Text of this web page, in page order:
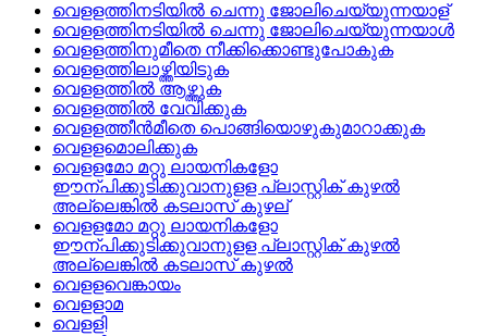
വെളളത്തിനടിയില്‍ ചെന്നു ജോലിചെയ്യുന്നയാള്
വെളളത്തിനടിയില്‍ ചെന്നു ജോലിചെയ്യുന്നയാള്‍
വെളളത്തിനുമീതെ നീക്കിക്കൊണ്ടുപോകുക
വെളളത്തിലാഴ്ത്തിയിടുക
വെളളത്തില്‍ ആഴ്ത്തുക
വെളളത്തില്‍ വേവിക്കുക
വെളളത്തീന്‍മീതെ പൊങ്ങിയൊഴുകുമാറാക്കുക
വെളളമൊലിക്കുക
വെളളമോ മറ്റു ലായനികളോ
ഈന്പിക്കുടിക്കുവാനുളള പ്ലാസ്റ്റിക് കുഴല്‍
അല്ലെങ്കില്‍ കടലാസ് കുഴല്
വെളളമോ മറ്റു ലായനികളോ
ഈന്പിക്കുടിക്കുവാനുളള പ്ലാസ്റ്റിക് കുഴല്‍
അല്ലെങ്കില്‍ കടലാസ് കുഴല്‍
വെളളവെങ്കായം
വെളളാമ
വെളളി